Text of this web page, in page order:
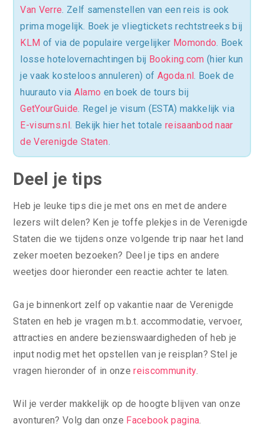
Van Verre. Zelf samenstellen van een reis is ook
prima mogelijk. Boek je vliegtickets rechtstreeks bij
KLM of via de populaire vergelijker Momondo. Boek
losse hotelovernachtingen bij Booking.com (hier kun
je vaak kosteloos annuleren) of Agoda.nl. Boek de
huurauto via Alamo en boek de tours bij
GetYourGuide. Regel je visum (ESTA) makkelijk via
E-visums.nl . Bekijk hier het totale reisaanbod naar
de Verenigde Staten.
Deel je tips
Heb je leuke tips die je met ons en met de andere
lezers wilt delen? Ken je toffe plekjes in de Verenigde
Staten die we tijdens onze volgende trip naar het land
zeker moeten bezoeken? Deel je tips en andere
weetjes door hieronder een reactie achter te laten.
Ga je binnenkort zelf op vakantie naar de Verenigde
Staten en heb je vragen m.b.t. accommodatie, vervoer,
attracties en andere bezienswaardigheden of heb je
input nodig met het opstellen van je reisplan? Stel je
vragen hieronder of in onzereiscommunity.
Wil je verder makkelijk op de hoogte blijven van onze
avonturen? Volg dan onze Facebook pagina.